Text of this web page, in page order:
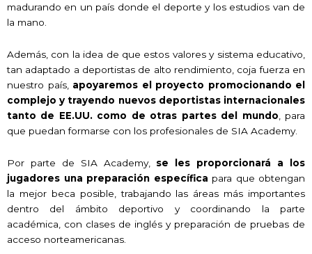
madurando en un país donde el deporte y los estudios van de
la mano.
Además, con la idea de que estos valores y sistema educativo,
tan adaptado a deportistas de alto rendimiento, coja fuerza en
nuestro país, apoyaremos el proyecto promocionando el
complejo y trayendo nuevos deportistas internacionales
tanto de EE.UU. como de otras partes del mundo , para
que puedan formarse con los profesionales de SIA Academy.
Por parte de SIA Academy, se les proporcionará a los
jugadores una preparación específica para que obtengan
la mejor beca posible, trabajando las áreas más importantes
dentro del ámbito deportivo y coordinando la parte
académica, con clases de inglés y preparación de pruebas de
acceso norteamericanas.